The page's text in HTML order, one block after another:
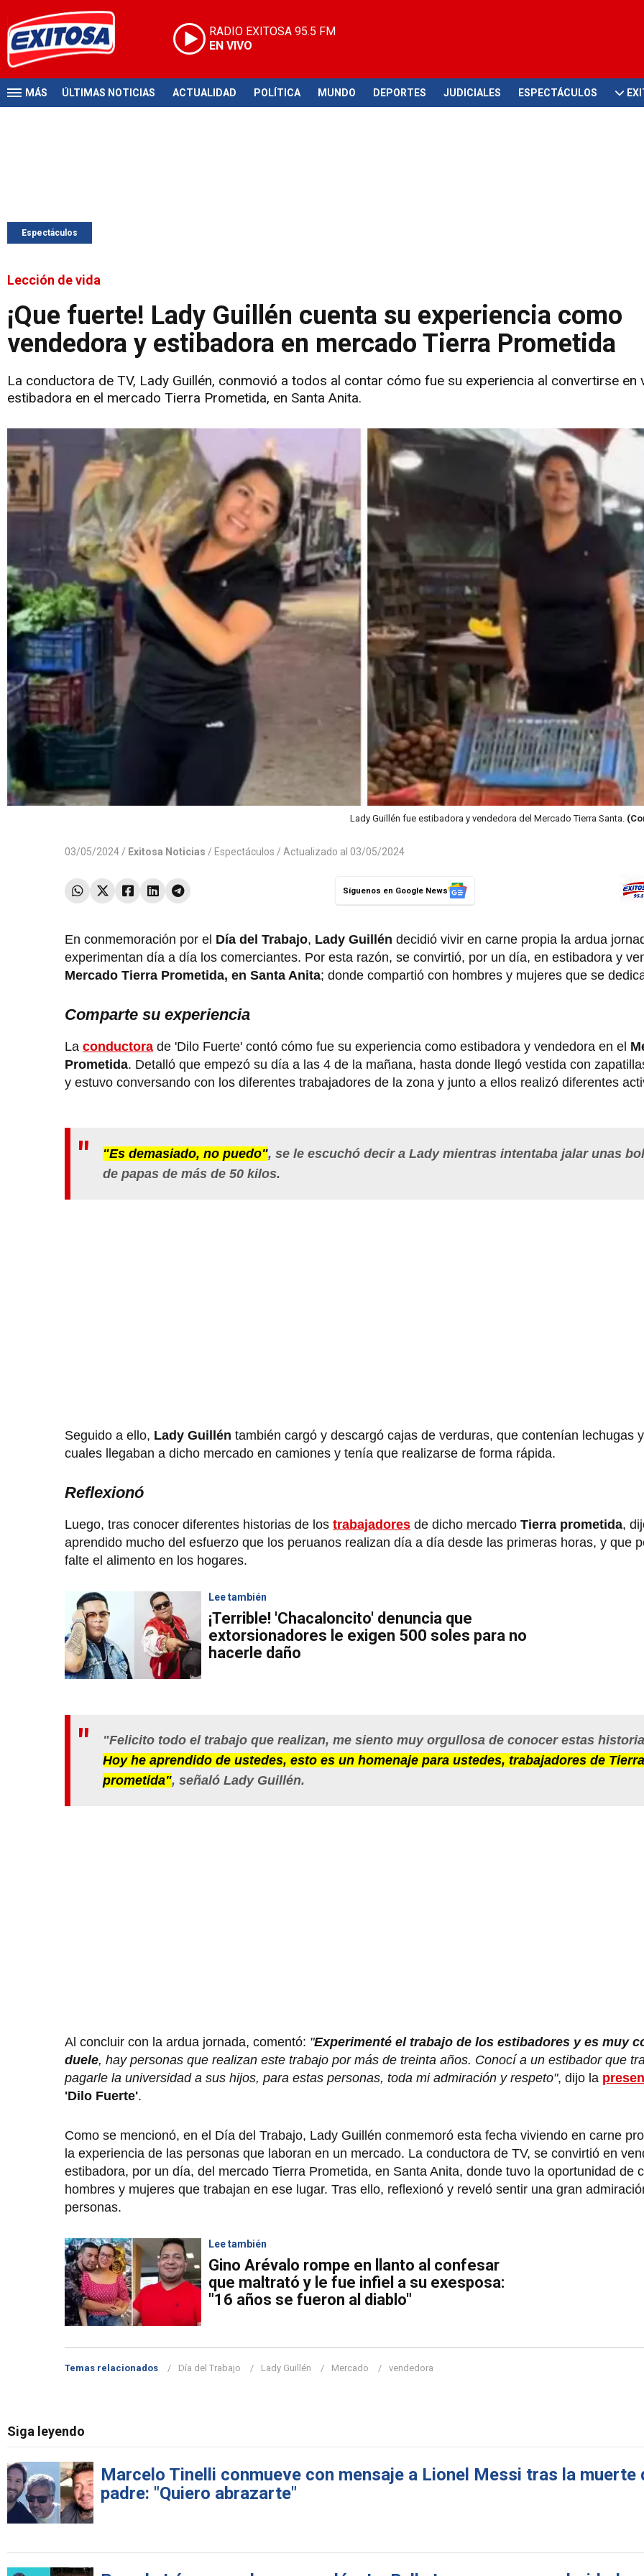
RADIO EXITOSA 95.5 FM
EN VIVO
MÁS ÚLTIMAS NOTICIAS ACTUALIDAD POLÍTICA MUNDO DEPORTES JUDICIALES ESPECTÁCULOS
Espectáculos
Lección de vida
¡Que fuerte! Lady Guillén cuenta su experiencia como
vendedora y estibadora en mercado Tierra Prometida
La conductora de TV, Lady Guillén, conmovió a todos al contar cómo fue su experiencia al convertirse en
estibadora en el mercado Tierra Prometida, en Santa Anita.
Lady Guillén fue estibadora y vendedora del Mercado Tierra Santa.
03/05/2024 / Exitosa Noticias / Espectáculos / Actualizado al 03/05/2024
Síguenos en Google News
En conmemoración por el Día del Trabajo, Lady Guillén decidió vivir en carne propia la ardua
experimentan día a día los comerciantes. Por esta razón, se convirtió, por un día, en estibadora y
Mercado Tierra Prometida, en Santa Anita; donde compartió con hombres y mujeres que se
Comparte su experiencia
La conductora de 'Dilo Fuerte' contó cómo fue su experiencia como estibadora y vendedora en el
Prometida. Detalló que empezó su día a las 4 de la mañana, hasta donde llegó vestida con
y estuvo conversando con los diferentes trabajadores de la zona y junto a ellos realizó diferentes
"Es demasiado, no puedo", se le escuchó decir a Lady mientras intentaba jalar unas
de papas de más de 50 kilos.
Seguido a ello, Lady Guillén también cargó y descargó cajas de verduras, que contenían lechugas
cuales llegaban a dicho mercado en camiones y tenía que realizarse de forma rápida.
Reflexionó
Luego, tras conocer diferentes historias de los trabajadores de dicho mercado Tierra prometida,
aprendido mucho del esfuerzo que los peruanos realizan día a día desde las primeras horas, y que
falte el alimento en los hogares.
Lee también
¡Terrible! 'Chacaloncito' denuncia que
extorsionadores le exigen 500 soles para no
hacerle daño
"Felicito todo el trabajo que realizan, me siento muy orgullosa de conocer estas
Hoy he aprendido de ustedes, esto es un homenaje para ustedes, trabajadores de Tierra
prometida", señaló Lady Guillén.
Al concluir con la ardua jornada, comentó: "Experimenté el trabajo de los estibadores y es muy
duele, hay personas que realizan este trabajo por más de treinta años. Conocí a un estibador que
pagarle la universidad a sus hijos, para estas personas, toda mi admiración y respeto", dijo la
'Dilo Fuerte'.
Como se mencionó, en el Día del Trabajo, Lady Guillén conmemoró esta fecha viviendo en carne
la experiencia de las personas que laboran en un mercado. La conductora de TV, se convirtió en
estibadora, por un día, del mercado Tierra Prometida, en Santa Anita, donde tuvo la oportunidad de
hombres y mujeres que trabajan en ese lugar. Tras ello, reflexionó y reveló sentir una gran
personas.
Lee también
Gino Arévalo rompe en llanto al confesar
que maltrató y le fue infiel a su exesposa:
"16 años se fueron al diablo"
Temas relacionados Día del Trabajo Lady Guillén Mercado vendedora
Siga leyendo
Marcelo Tinelli conmueve con mensaje a Lionel Messi tras la muerte
padre: "Quiero abrazarte"